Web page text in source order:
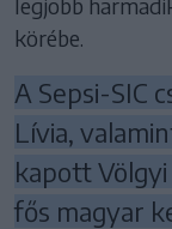
körébe.
A Sepsi-SIC
Lívia,
kapott
fős magyar